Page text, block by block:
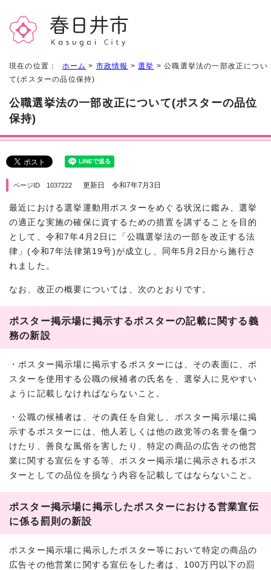
現在の位置： ホーム > 市政情報 >選挙 > 公職選挙法の一部改正につい
て(ポスターの品位保持)
公職選挙法の一部改正について(ポスターの品位
保持)
ページID 1037222 更新日 令和7年7月3日
最近における選挙運動用ポスターをめぐる状況に鑑み、選挙
の適正な実施の確保に資するための措置を講ずることを目的
として、令和7年4月2日に「公職選挙法の一部を改正する法
律」(令和7年法律第19号)が成立し、同年5月2日から施行さ
れました。
なお、改正の概要については、次のとおりです。
ポスター掲示場に掲示するポスターの記載に関する義
務の新設
・ポスター掲示場に掲示するポスターには、その表面に、ポ
スターを使用する公職の候補者の氏名を、選挙人に見やすい
ように記載しなければならないこと。
・公職の候補者は、その責任を自覚し、ポスター掲示場に掲
示するポスターには、他人若しくは他の政党等の名誉を傷つ
けたり、善良な風俗を害したり、特定の商品の広告その他営
業に関する宣伝をする等、ポスター掲示場に掲示されるポス
ターとしての品位を損なう内容を記載してはならないこと。
ポスター掲示場に掲示したポスターにおける営業宣伝
に係る罰則の新設
ポスター掲示場に掲示したポスター等において特定の商品の
広告その他営業に関する宣伝をした者は、100万円以下の罰